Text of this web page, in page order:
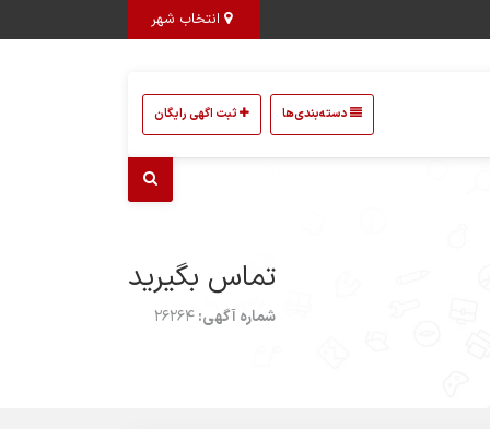
انتخاب شهر
دسته‌بندی‌ها ثبت اگهی رایگان
تماس بگیرید
شماره آگهی:26264